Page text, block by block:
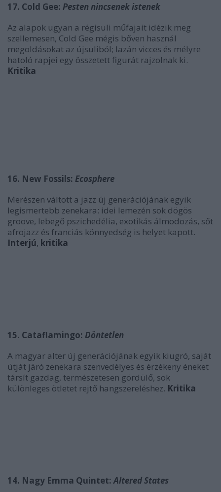
17. Cold Gee: Pesten nincsenek istenek
Az alapok ugyan a régisuli műfajait idézik meg
szellemesen, Cold Gee mégis bőven használ
megoldásokat az újsuliból; lazán vicces és mélyre
hatoló rapjei egy összetett figurát rajzolnak ki.
Kritika
16. New Fossils: Ecosphere
Merészen váltott a jazz új generációjának egyik
legismertebb zenekara: idei lemezén sok dögös
groove, lebegő pszichedélia, exotikás álmodozás, sőt
afrojazz és franciás könnyedség is helyet kapott.
Interjú, kritika
15. Cataflamingo: Döntetlen
A magyar alter új generációjának egyik kiugró, saját
útját járó zenekara szenvedélyes és érzékeny éneket
társít gazdag, természetesen gördülő, sok
különleges ötletet rejtő hangszereléshez. Kritika
14. Nagy Emma Quintet:Altered States